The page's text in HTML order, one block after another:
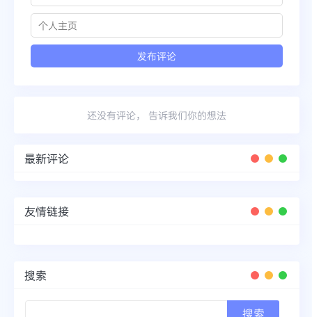
还没有评论， 告诉我们你的想法
最新评论
友情链接
搜索